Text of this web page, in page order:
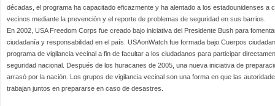
décadas, el programa ha capacitado eficazmente y ha alentado a los estadounidenses a
vecinos mediante la prevención y el reporte de problemas de seguridad en sus barrios.
En 2002, USA Freedom Corps fue creado bajo iniciativa del Presidente Bush para
ciudadanía y responsabilidad en el país. USAonWatch fue formada bajo Cuerpos
programa de vigilancia vecinal a fin de facultar a los ciudadanos para participar
seguridad nacional. Después de los huracanes de 2005, una nueva iniciativa de
arrasó por la nación. Los grupos de vigilancia vecinal son una forma en que las
trabajan juntos en prepararse en caso de desastres.